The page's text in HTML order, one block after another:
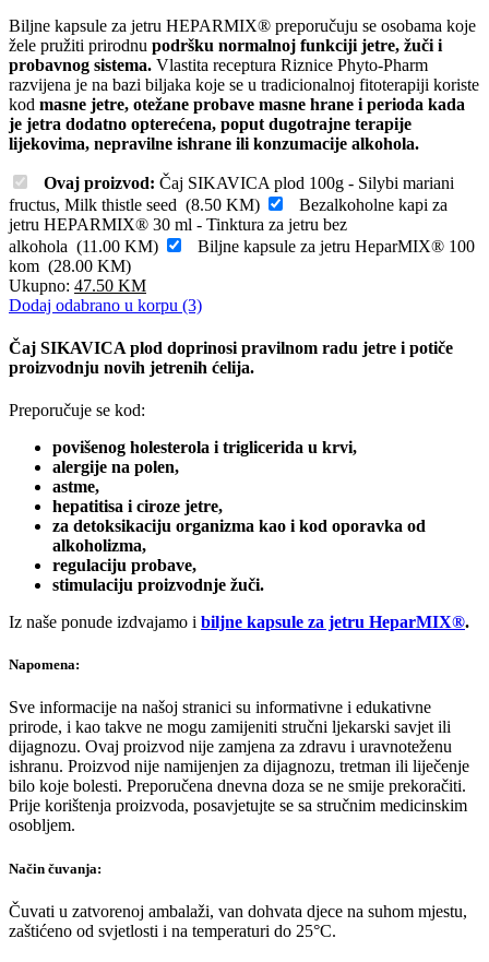
Biljne kapsule za jetru HEPARMIX® preporučuju se osobama koje
žele pružiti prirodnu podršku normalnoj funkciji jetre, žuči i
probavnog sistema. Vlastita receptura Riznice Phyto-Pharm
razvijena je na bazi biljaka koje se u tradicionalnoj fitoterapiji koriste
kod masne jetre, otežane probave masne hrane i perioda kada
je jetra dodatno opterećena, poput dugotrajne terapije
lijekovima, nepravilne ishrane ili konzumacije alkohola.
Ovaj proizvod: Čaj SIKAVICA plod 100g - Silybi mariani
fructus, Milk thistle seed (8.50 KM)
Bezalkoholne kapi za
jetru HEPARMIX® 30 ml - Tinktura za jetru bez
alkohola (11.00 KM)
Biljne kapsule za jetru HeparMIX® 100
kom (28.00 KM)
Ukupno: 47.50 KM
Dodaj odabrano u korpu (3)
Čaj SIKAVICA plod doprinosi pravilnom radu jetre i potiče
proizvodnju novih jetrenih ćelija.
Preporučuje se kod:
povišenog holesterola i triglicerida u krvi,
alergije na polen,
astme,
hepatitisa i ciroze jetre,
za detoksikaciju organizma kao i kod oporavka od
alkoholizma,
regulaciju probave,
stimulaciju proizvodnje žuči.
Iz naše ponude izdvajamo i biljne kapsule za jetru HeparMIX®.
Napomena:
Sve informacije na našoj stranici su informativne i edukativne
prirode, i kao takve ne mogu zamijeniti stručni ljekarski savjet ili
dijagnozu. Ovaj proizvod nije zamjena za zdravu i uravnoteženu
ishranu. Proizvod nije namijenjen za dijagnozu, tretman ili liječenje
bilo koje bolesti. Preporučena dnevna doza se ne smije prekoračiti.
Prije korištenja proizvoda, posavjetujte se sa stručnim medicinskim
osobljem.
Način čuvanja:
Čuvati u zatvorenoj ambalaži, van dohvata djece na suhom mjestu,
zaštićeno od svjetlosti i na temperaturi do 25°C.